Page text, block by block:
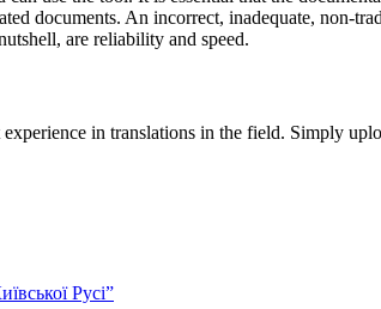
documents. An incorrect, inadequate, non-
are reliability and speed.
in translations in the field. Simply